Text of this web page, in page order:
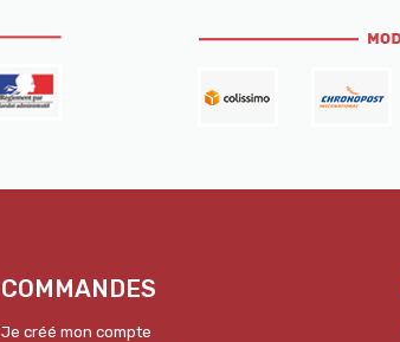
COMMANDES
Je créé mon compte